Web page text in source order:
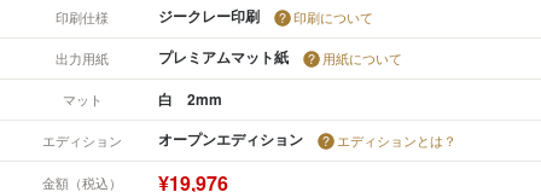
印刷仕様 ジークレー印刷 印刷について
出力用紙 プレミアムマット紙 用紙について
マット 白 2mm
エディション オープンエディション エディションとは？
金額（税込） ¥19,976